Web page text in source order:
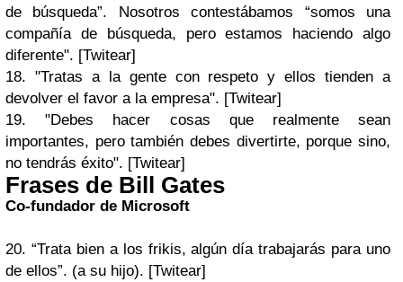
de búsqueda”. Nosotros contestábamos “somos una
compañía de búsqueda, pero estamos haciendo algo
diferente". [Twitear]
18. "Tratas a la gente con respeto y ellos tienden a
devolver el favor a la empresa". [Twitear]
19. "Debes hacer cosas que realmente sean
importantes, pero también debes divertirte, porque sino,
no tendrás éxito". [Twitear]
Frases de Bill Gates
Co-fundador de Microsoft
20. “Trata bien a los frikis, algún día trabajarás para uno
de ellos”. (a su hijo). [Twitear]